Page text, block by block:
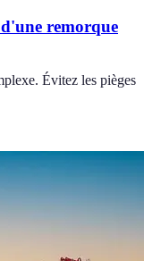
remorque
Évitez les pièges